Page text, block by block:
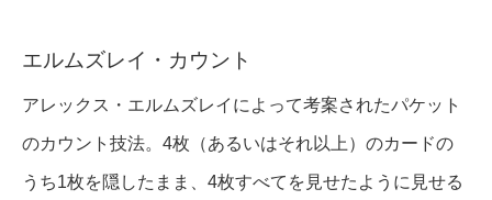
エルムズレイ・カウント
アレックス・エルムズレイによって考案されたパケット
のカウント技法。4枚（あるいはそれ以上）のカードの
うち1枚を隠したまま、4枚すべてを見せたように見せる